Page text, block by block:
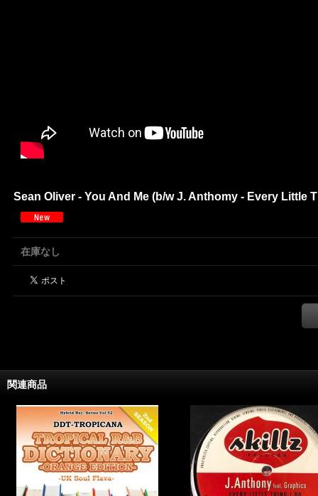
Sean Oliver - You And Me (b/w J. Anthomy - Every Little
在庫なし
関連商品